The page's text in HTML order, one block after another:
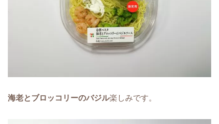
海老とブロッコリーのバジル楽しみです。